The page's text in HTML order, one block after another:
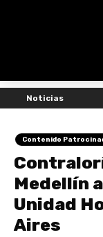
Noticias
Contenido
Medellín
Unidad
Aires